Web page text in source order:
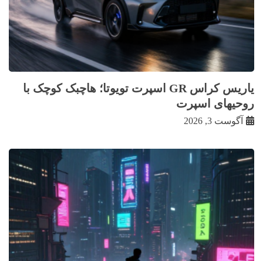
یاریس کراس GR اسپرت تویوتا؛ هاچبک کوچک با
روحیهای اسپرت
آگوست 3, 2026